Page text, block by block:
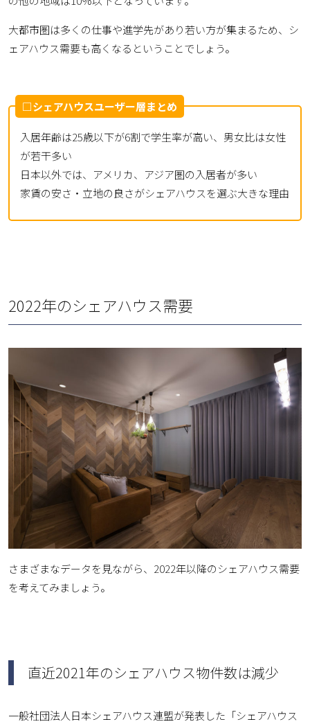
大都市圏は多くの仕事や進学先があり若い方が集まるため、シ
ェアハウス需要も高くなるということでしょう。
□シェアハウスユーザー層まとめ
入居年齢は25歳以下が6割で学生率が高い、男女比は女性
が若干多い
日本以外では、アメリカ、アジア圏の入居者が多い
家賃の安さ・立地の良さがシェアハウスを選ぶ大きな理由
2022年のシェアハウス需要
さまざまなデータを見ながら、2022年以降のシェアハウス需要
を考えてみましょう。
直近2021年のシェアハウス物件数は減少
一般社団法人日本シェアハウス連盟が発表した「シェアハウス